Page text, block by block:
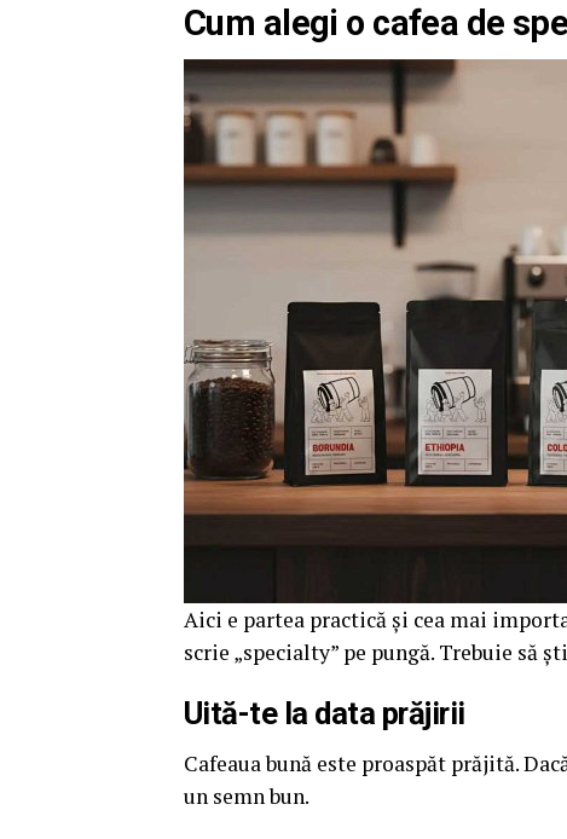
Cum alegi o cafea de
Aici e partea practică și cea mai
scrie „specialty” pe pungă. Trebuie să
Uită-te la data prăjirii
Cafeaua bună este proaspăt prăjită.
un semn bun.